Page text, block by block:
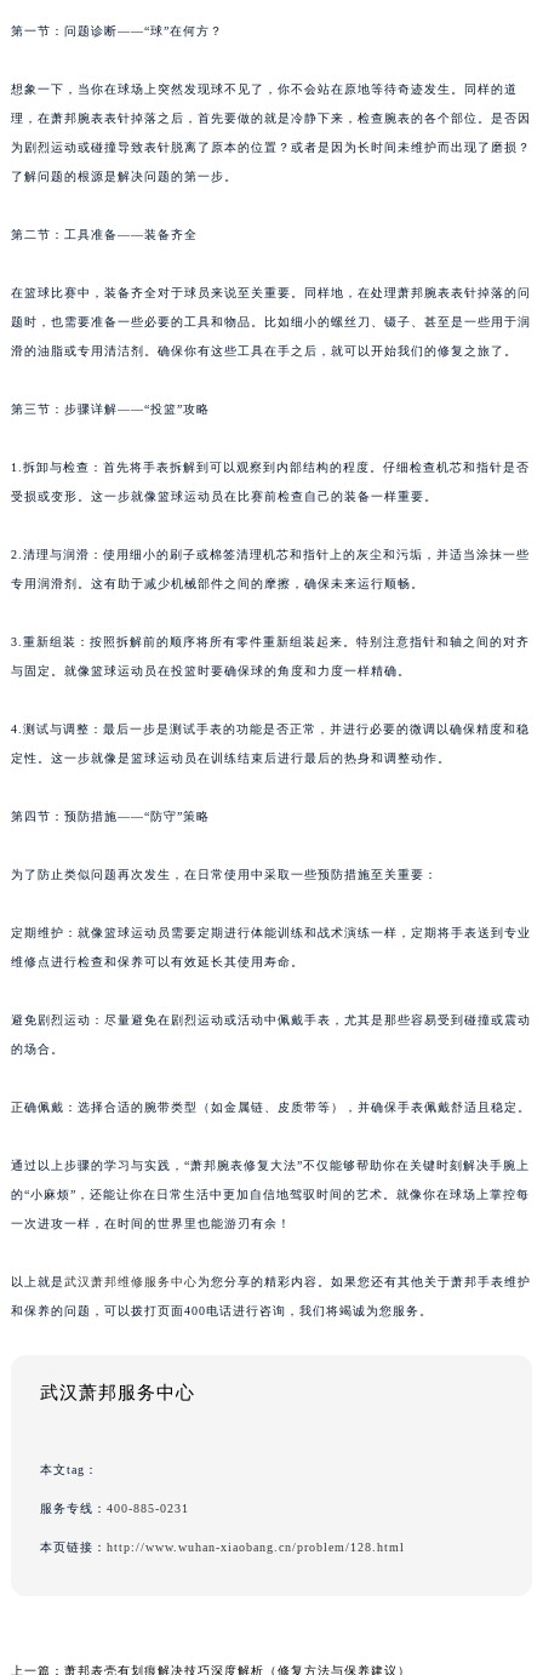
第一节：问题诊断——“球”在何方？
想象一下，当你在球场上突然发现球不见了，你不会站在原地等待奇迹发生。同样的道
理，在萧邦腕表表针掉落之后，首先要做的就是冷静下来，检查腕表的各个部位。是否因
为剧烈运动或碰撞导致表针脱离了原本的位置？或者是因为长时间未维护而出现了磨损？
了解问题的根源是解决问题的第一步。
第二节：工具准备——装备齐全
在篮球比赛中，装备齐全对于球员来说至关重要。同样地，在处理萧邦腕表表针掉落的问
题时，也需要准备一些必要的工具和物品。比如细小的螺丝刀、镊子、甚至是一些用于润
滑的油脂或专用清洁剂。确保你有这些工具在手之后，就可以开始我们的修复之旅了。
第三节：步骤详解——“投篮”攻略
1.拆卸与检查：首先将手表拆解到可以观察到内部结构的程度。仔细检查机芯和指针是否
受损或变形。这一步就像篮球运动员在比赛前检查自己的装备一样重要。
2.清理与润滑：使用细小的刷子或棉签清理机芯和指针上的灰尘和污垢，并适当涂抹一些
专用润滑剂。这有助于减少机械部件之间的摩擦，确保未来运行顺畅。
3.重新组装：按照拆解前的顺序将所有零件重新组装起来。特别注意指针和轴之间的对齐
与固定。就像篮球运动员在投篮时要确保球的角度和力度一样精确。
4.测试与调整：最后一步是测试手表的功能是否正常，并进行必要的微调以确保精度和稳
定性。这一步就像是篮球运动员在训练结束后进行最后的热身和调整动作。
第四节：预防措施——“防守”策略
为了防止类似问题再次发生，在日常使用中采取一些预防措施至关重要：
定期维护：就像篮球运动员需要定期进行体能训练和战术演练一样，定期将手表送到专业
维修点进行检查和保养可以有效延长其使用寿命。
避免剧烈运动：尽量避免在剧烈运动或活动中佩戴手表，尤其是那些容易受到碰撞或震动
的场合。
正确佩戴：选择合适的腕带类型（如金属链、皮质带等），并确保手表佩戴舒适且稳定。
通过以上步骤的学习与实践，“萧邦腕表修复大法”不仅能够帮助你在关键时刻解决手腕上
的“小麻烦”，还能让你在日常生活中更加自信地驾驭时间的艺术。就像你在球场上掌控每
一次进攻一样，在时间的世界里也能游刃有余！
以上就是武汉萧邦维修服务中心为您分享的精彩内容。如果您还有其他关于萧邦手表维护
和保养的问题，可以拨打页面400电话进行咨询，我们将竭诚为您服务。
武汉萧邦服务中心
本文tag：
服务专线： 400-885-0231
本页链接： http://www.wuhan-xiaobang.cn/problem/128.html
上一篇： 萧邦表壳有划痕解决技巧深度解析（修复方法与保养建议）